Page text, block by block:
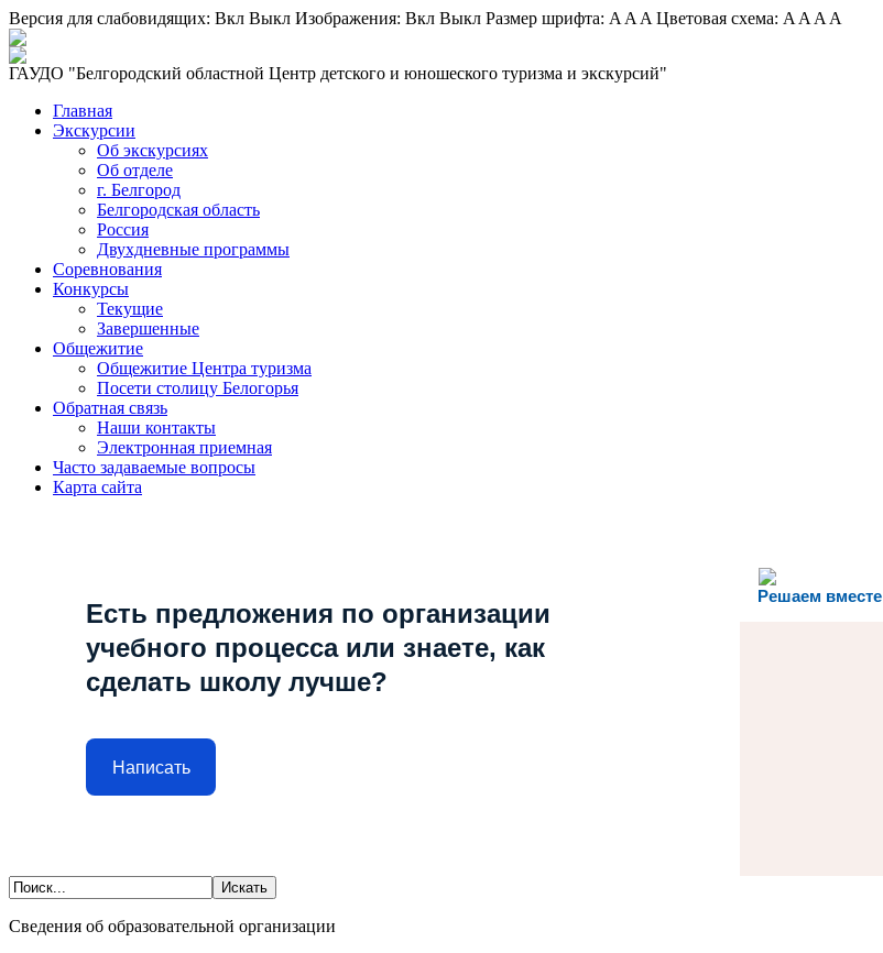
Версия для слабовидящих: Вкл Выкл Изображения: Вкл Выкл Размер шрифта: A A A Цветовая схема: A A A A
ГАУДО "Белгородский областной Центр детского и юношеского туризма и экскурсий"
Главная
Экскурсии
Об экскурсиях
Об отделе
г. Белгород
Белгородская область
Россия
Двухдневные программы
Соревнования
Конкурсы
Текущие
Завершенные
Общежитие
Общежитие Центра туризма
Посети столицу Белогорья
Обратная связь
Наши контакты
Электронная приемная
Часто задаваемые вопросы
Карта сайта
Решаем вместе
Есть предложения по организации
учебного процесса или знаете, как
сделать школу лучше?
Написать
Сведения об образовательной организации